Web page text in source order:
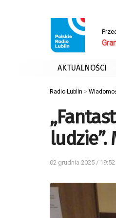
AKTUALNOŚCI
Radio Lublin >
ludzie”.
02 grudnia 2025 / 19:52